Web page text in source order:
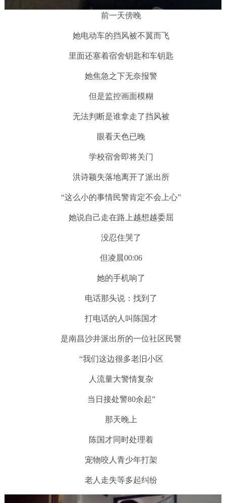
前一天傍晚
她电动车的挡风被不翼而飞
里面还塞着宿舍钥匙和车钥匙
她焦急之下无奈报警
但是监控画面模糊
无法判断是谁拿走了挡风被
眼看天色已晚
学校宿舍即将关门
洪诗颖失落地离开了派出所
“这么小的事情民警肯定不会上心”
她说自己走在路上越想越委屈
没忍住哭了
但凌晨00:06
她的手机响了
电话那头说：找到了
打电话的人叫陈国才
是南昌沙井派出所的一位社区民警
“我们这边很多老旧小区
人流量大警情复杂
当日接处警80余起”
那天晚上
陈国才同时处理着
宠物咬人青少年打架
老人走失等多起纠纷